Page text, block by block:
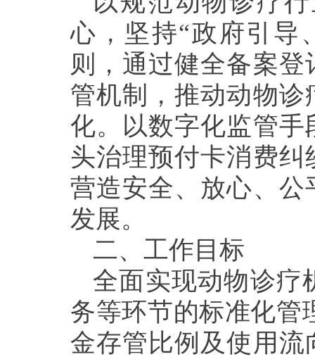
心，坚持“政府引导
则，通过健全备案
管机制，推动动物
化。以数字化监管
头治理预付卡消费
营造安全、放心、
发展。
二、 工作目标
全面实现动物诊疗
务等环节的标准化管
金存管比例及使用